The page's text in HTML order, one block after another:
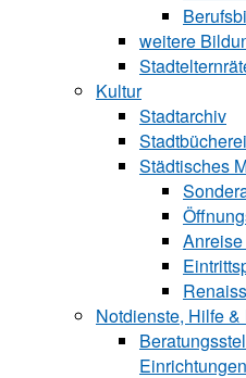
weitere
Kultur
Stadtarchiv
Stadtbücherei
Städtisches
Notdienste, Hilfe &
Einrichtungen